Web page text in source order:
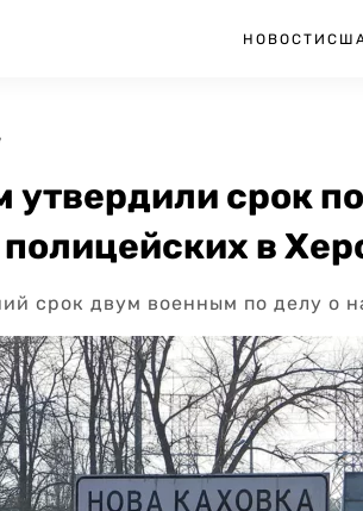
НОВОСТИ
срок
в
срок двум военным по делу о